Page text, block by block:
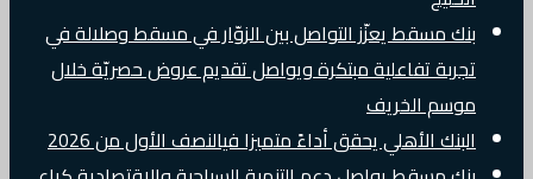
بنك مسقط يعزّز التواصل بين الزوّار في مسقط وصلالة في
تجربة تفاعلية مبتكرة ويواصل تقديم عروض حصريّة خلال
موسم الخريف
البنك الأهلي يحقق أداءً متميزا فيالنصف الأول من 2026